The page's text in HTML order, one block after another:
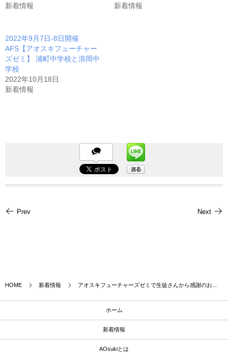
新着情報
新着情報
2022年9月7日-8日開催
AFS【アオスキフューチャー
ズゼミ】 浦町中学校と浪岡中
学校
2022年10月18日
新着情報
Prev Next
HOME 新着情報 アオスキフューチャーズゼミで生徒さんから感謝のお...
ホーム
新着情報
AOsukiとは